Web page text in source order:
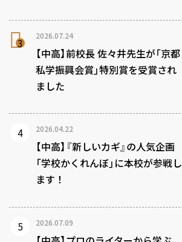
2026.07.24
【中高】前校長 佐々井先生が「京都
私学振興会賞」特別賞を受賞され
ました
2026.04.22
【中高】『新しいカギ』の人気企画
「学校かくれんぼ」に本校が参戦し
ます！
2026.07.09